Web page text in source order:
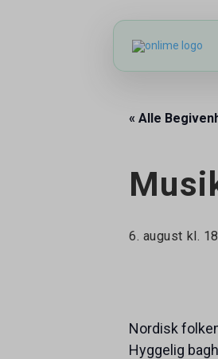
« Alle
6. august kl.
Nordisk
Hyggelig